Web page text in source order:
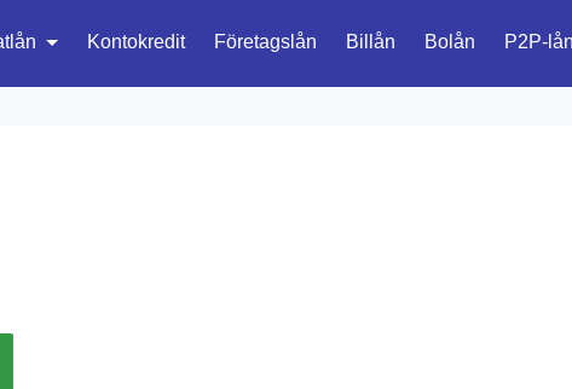
Kontokredit Företagslån Billån Bolån P2P-lån